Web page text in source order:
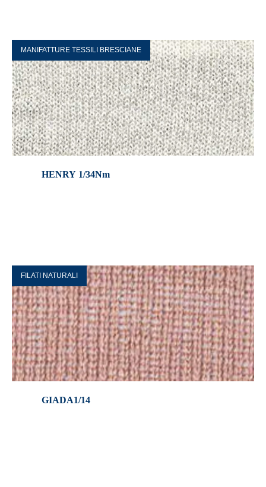
MANIFATTURE TESSILI BRESCIANE
HENRY 1/34Nm
FILATI NATURALI
GIADA1/14